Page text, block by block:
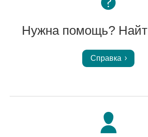
Нужна помощь?
Справка